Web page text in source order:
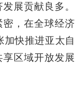
展贡献良多。
密，在全球经济
加快推进亚太自
区域开放发展